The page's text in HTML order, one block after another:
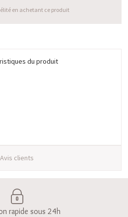
en achetant ce produit
du produit
Avis clients
rapide sous 24h